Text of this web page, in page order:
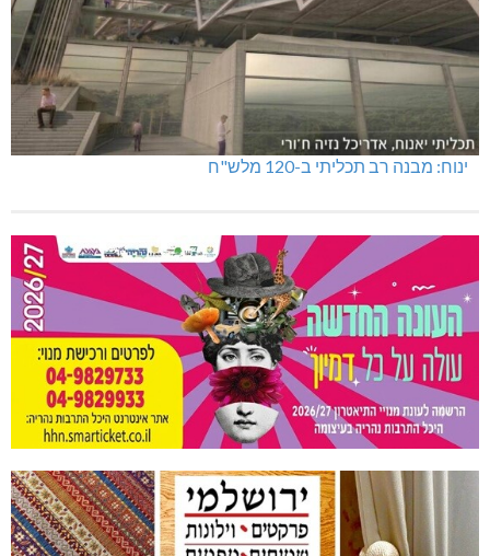
ינוח: מבנה רב תכליתי ב-120 מלש"ח